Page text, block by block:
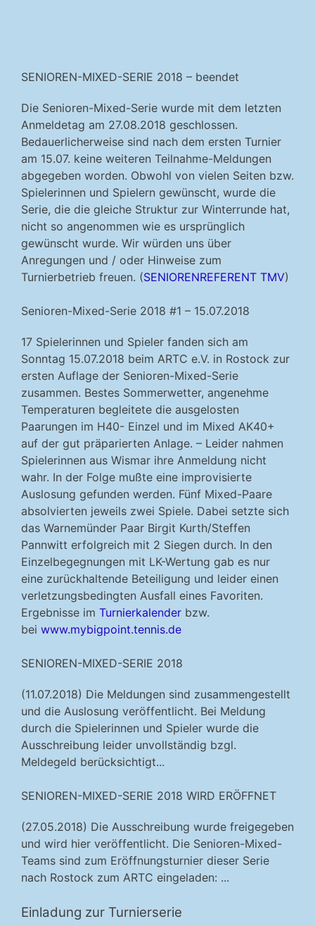
SENIOREN-MIXED-SERIE 2018 – beendet
Die Senioren-Mixed-Serie wurde mit dem letzten
Anmeldetag am 27.08.2018 geschlossen.
Bedauerlicherweise sind nach dem ersten Turnier
am 15.07. keine weiteren Teilnahme-Meldungen
abgegeben worden. Obwohl von vielen Seiten bzw.
Spielerinnen und Spielern gewünscht, wurde die
Serie, die die gleiche Struktur zur Winterrunde hat,
nicht so angenommen wie es ursprünglich
gewünscht wurde. Wir würden uns über
Anregungen und / oder Hinweise zum
Turnierbetrieb freuen. (SENIORENREFERENT TMV)
Senioren-Mixed-Serie 2018 #1 – 15.07.2018
17 Spielerinnen und Spieler fanden sich am
Sonntag 15.07.2018 beim ARTC e.V. in Rostock zur
ersten Auflage der Senioren-Mixed-Serie
zusammen. Bestes Sommerwetter, angenehme
Temperaturen begleitete die ausgelosten
Paarungen im H40- Einzel und im Mixed AK40+
auf der gut präparierten Anlage. – Leider nahmen
Spielerinnen aus Wismar ihre Anmeldung nicht
wahr. In der Folge mußte eine improvisierte
Auslosung gefunden werden. Fünf Mixed-Paare
absolvierten jeweils zwei Spiele. Dabei setzte sich
das Warnemünder Paar Birgit Kurth/Steffen
Pannwitt erfolgreich mit 2 Siegen durch. In den
Einzelbegegnungen mit LK-Wertung gab es nur
eine zurückhaltende Beteiligung und leider einen
verletzungsbedingten Ausfall eines Favoriten.
Ergebnisse im Turnierkalender bzw.
bei www.mybigpoint.tennis.de
SENIOREN-MIXED-SERIE 2018
(11.07.2018) Die Meldungen sind zusammengestellt
und die Auslosung veröffentlicht. Bei Meldung
durch die Spielerinnen und Spieler wurde die
Ausschreibung leider unvollständig bzgl.
Meldegeld berücksichtigt...
SENIOREN-MIXED-SERIE 2018 WIRD ERÖFFNET
(27.05.2018) Die Ausschreibung wurde freigegeben
und wird hier veröffentlicht. Die Senioren-Mixed-
Teams sind zum Eröffnungsturnier dieser Serie
nach Rostock zum ARTC eingeladen: ...
Einladung zur Turnierserie